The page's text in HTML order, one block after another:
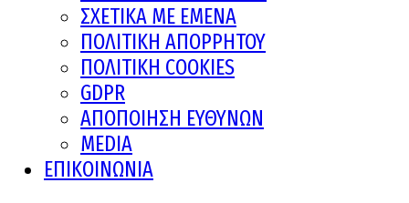
ΣΧΕΤΙΚΑ ΜΕ ΕΜΕΝΑ
ΠΟΛΙΤΙΚΗ ΑΠΟΡΡΗΤΟΥ
ΠΟΛΙΤΙΚΗ COOKIES
GDPR
ΑΠΟΠΟΙΗΣΗ ΕΥΘΥΝΩΝ
MEDIA
ΕΠΙΚΟΙΝΩΝΙΑ